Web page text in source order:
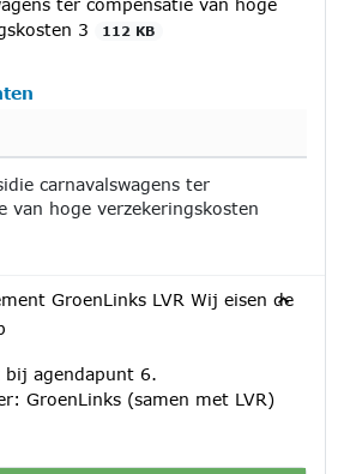
ter compensatie van hoge
3
112 KB
carnavalswagens ter
van hoge verzekeringskosten
GroenLinks LVR Wij eisen de
bij agendapunt 6.
GroenLinks (samen met LVR)